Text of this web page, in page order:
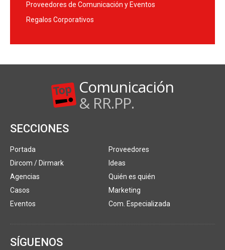
Proveedores de Comunicación y Eventos
Regalos Corporativos
Comunicación
& RR.PP.
SECCIONES
Portada
Dircom / Dirmark
Agencias
Casos
Eventos
Proveedores
Ideas
Quién es quién
Marketing
Com. Especializada
SÍGUENOS